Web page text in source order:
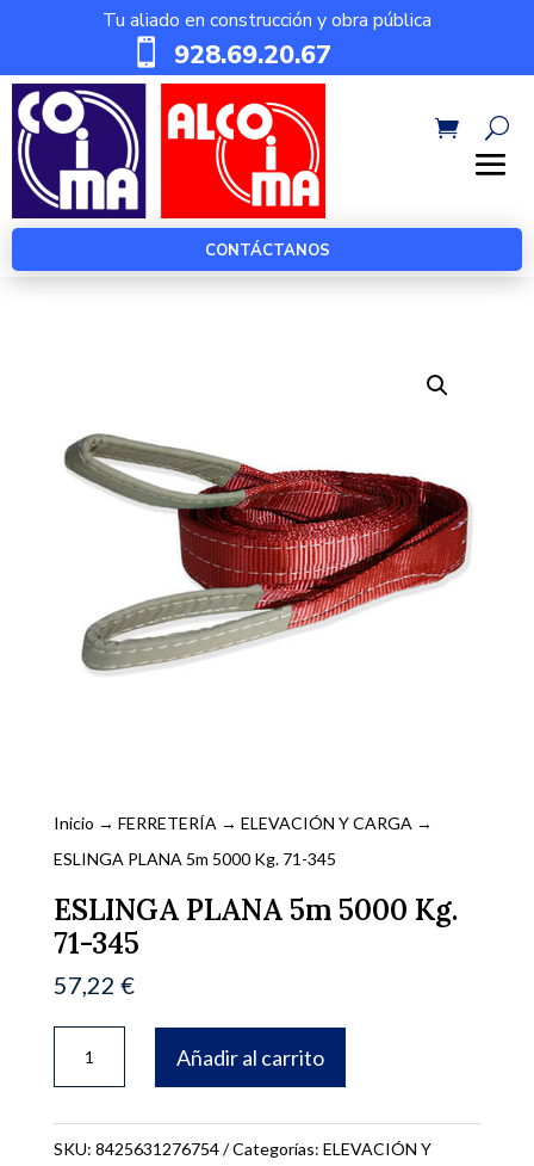
Tu aliado en construcción y obra pública
 928.69.20.67
CONTÁCTANOS
Inicio → FERRETERÍA → ELEVACIÓN Y CARGA →
ESLINGA PLANA 5m 5000 Kg. 71-345
ESLINGA PLANA 5m 5000 Kg.
71-345
57,22 €
5000
Añadir al carrito
SKU: 8425631276754 Categorías: ELEVACIÓN Y